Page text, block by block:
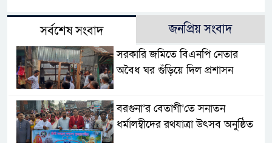
সর্বশেষ সংবাদ জনপ্রিয় সংবাদ
সরকারি জমিতে বিএনপি নেতার
অবৈধ ঘর গুঁড়িয়ে দিল প্রশাসন
বরগুনা’র বেতাগী’তে সনাতন
ধর্মালম্বীদের রথযাত্রা উৎসব অনুষ্ঠিত